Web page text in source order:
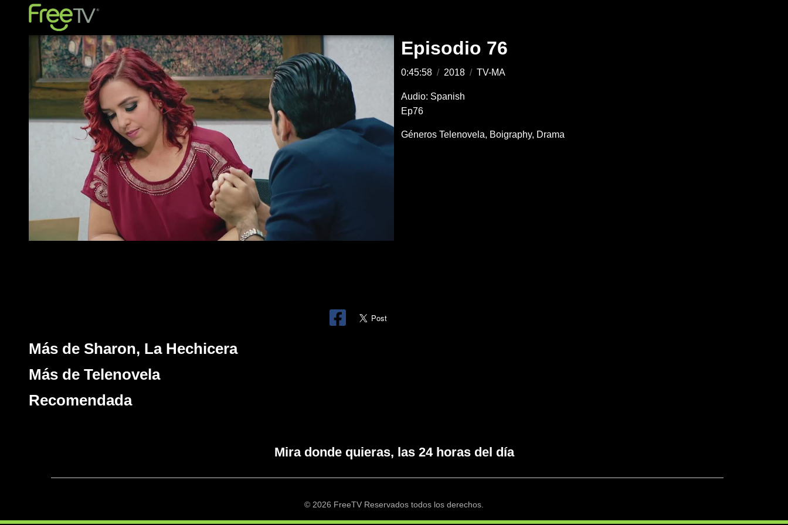
Episodio 76
0:45:58 / 2018 / TV-MA
Audio: Spanish
Ep76
Géneros Telenovela Boigraphy Drama
Más de Sharon, La Hechicera
Más de Telenovela
Recomendada
Mira donde quieras, las 24 horas del día
© 2026 FreeTV Reservados todos los derechos.